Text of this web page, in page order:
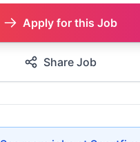
Apply for this Job
Share Job